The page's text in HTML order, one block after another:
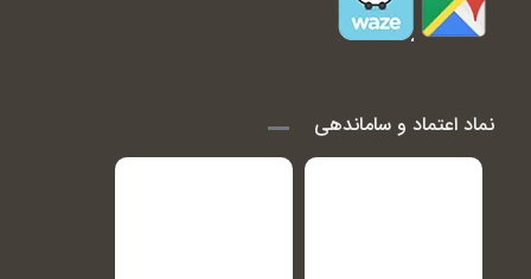
نماد اعتماد و ساماندهی